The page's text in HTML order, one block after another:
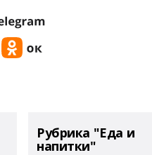
Рубрика "Еда и
напитки"